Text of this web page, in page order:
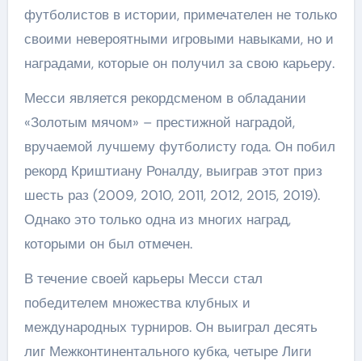
футболистов в истории, примечателен не только
своими невероятными игровыми навыками, но и
наградами, которые он получил за свою карьеру.
Месси является рекордсменом в обладании
«Золотым мячом» – престижной наградой,
вручаемой лучшему футболисту года. Он побил
рекорд Криштиану Роналду, выиграв этот приз
шесть раз (2009, 2010, 2011, 2012, 2015, 2019).
Однако это только одна из многих наград,
которыми он был отмечен.
В течение своей карьеры Месси стал
победителем множества клубных и
международных турниров. Он выиграл десять
лиг Межконтинентального кубка, четыре Лиги